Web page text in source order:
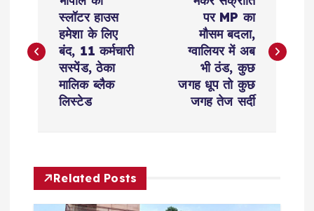
s
a
v
स्लॉटर हाउस
हमेशा के लिए
बंद, 11 कर्मचारी
सस्पेंड, ठेका
मालिक ब्लैक
लिस्टेड
पर MP का
मौसम बदला,
ग्वालियर में अब
भी ठंड, कुछ
जगह धूप तो कुछ
जगह तेज सर्दी
Related Posts